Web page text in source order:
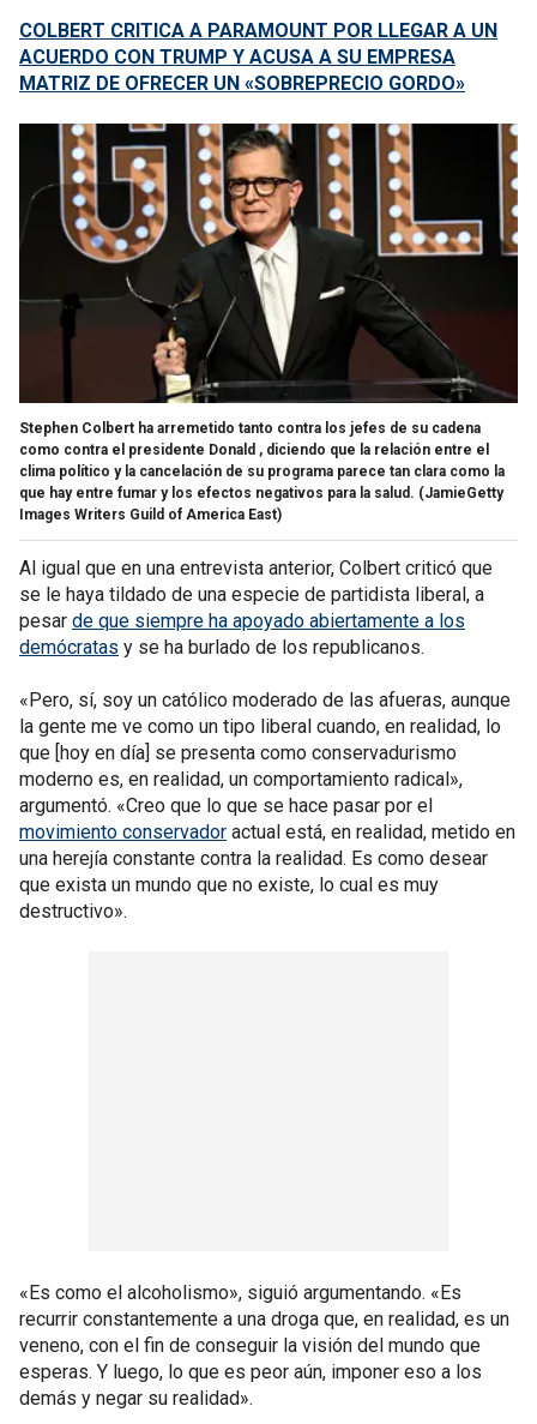
COLBERT CRITICA A PARAMOUNT POR LLEGAR A UN
ACUERDO CON TRUMP Y ACUSA A SU EMPRESA
MATRIZ DE OFRECER UN «SOBREPRECIO GORDO»
Stephen Colbert ha arremetido tanto contra los jefes de su cadena
como contra el presidente Donald , diciendo que la relación entre el
clima político y la cancelación de su programa parece tan clara como la
que hay entre fumar y los efectos negativos para la salud. (JamieGetty
Images Writers Guild of America East)
Al igual que en una entrevista anterior, Colbert criticó que
se le haya tildado de una especie de partidista liberal, a
pesar de que siempre ha apoyado abiertamente a los
demócratas y se ha burlado de los republicanos.
«Pero, sí, soy un católico moderado de las afueras, aunque
la gente me ve como un tipo liberal cuando, en realidad, lo
que [hoy en día] se presenta como conservadurismo
moderno es, en realidad, un comportamiento radical»,
argumentó. «Creo que lo que se hace pasar por el
movimiento conservador actual está, en realidad, metido en
una herejía constante contra la realidad. Es como desear
que exista un mundo que no existe, lo cual es muy
destructivo».
«Es como el alcoholismo», siguió argumentando. «Es
recurrir constantemente a una droga que, en realidad, es un
veneno, con el fin de conseguir la visión del mundo que
esperas. Y luego, lo que es peor aún, imponer eso a los
demás y negar su realidad».